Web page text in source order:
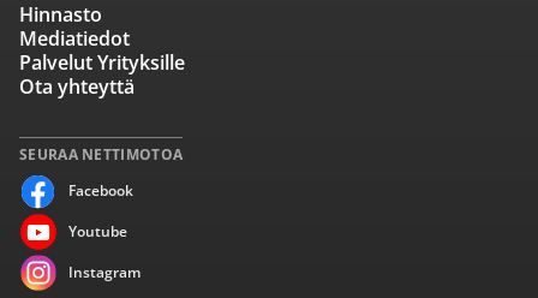
SEURAA NETTIMOTOA
Facebook
Youtube
Instagram
Hinnasto
Mediatiedot
Palvelut Yrityksille
Ota yhteyttä